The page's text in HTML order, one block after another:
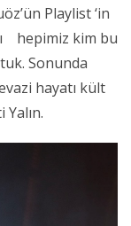
Playlist ‘in
hepimiz kim bu
Sonunda
hayatı kült